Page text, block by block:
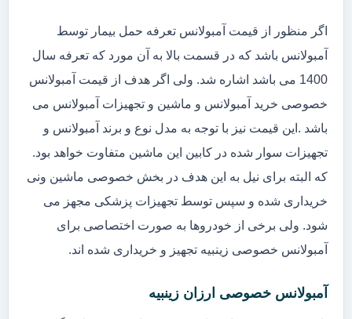
اگر منظور از قیمت آمبولانس تعرفه حمل بیمار توسط
آمبولانس باشد که در قسمت بالا به آن مورد که تعرفه سال
1400 می باشد اشاره شد. ولی اگر هدف از قیمت آمبولانس
خصوصی خرید آمبولانس و ماشین و تجهیزات آمبولانس می
باشد .این قیمت نیز با توجه به مدل نوع و برند آمبولانس و
تجهیزات سوار شده در کابین این ماشین متفاوت خواهد بود.
که البته برای نیل به این هدف در بخش خصوصی ماشین ونی
خریداری شده و سپس توسط تجهیزات پزشکی مجهز می
شود. ولی برخی از خودروها به صورت اختصاصی برای
آمبولانس خصوصی زینبیه تجهیز و خریداری شده اند.
آمبولانس خصوصی ارزان زینبیه